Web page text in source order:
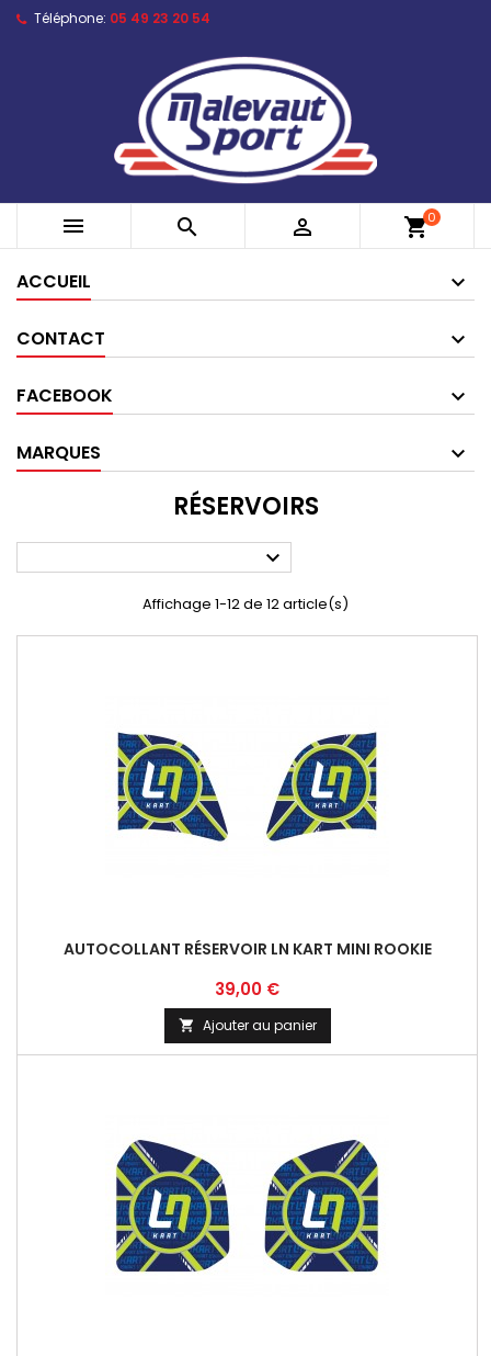
Téléphone: 05 49 23 20 54
   shopping_cart0
ACCUEIL
CONTACT
FACEBOOK
MARQUES
RÉSERVOIRS

Affichage 1-12 de 12 article(s)
AUTOCOLLANT RÉSERVOIR LN KART MINI ROOKIE
Prix
39,00 €
 Ajouter au panier